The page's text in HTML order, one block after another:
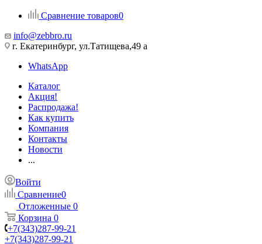
Сравнение товаров0
info@zebbro.ru
г. Екатеринбург, ул.Татищева,49 а
WhatsApp
Каталог
Акция!
Распродажа!
Как купить
Компания
Контакты
Новости
...
Войти
Сравнение0
Отложенные 0
Корзина 0
+7(343)287-99-21
+7(343)287-99-21